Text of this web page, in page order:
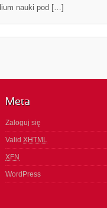
nauki pod […]
Meta
Zaloguj się
Valid XHTML
XFN
WordPress